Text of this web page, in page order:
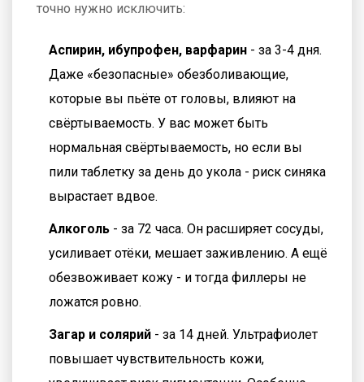
точно нужно исключить:
Аспирин, ибупрофен, варфарин - за 3-4 дня.
Даже «безопасные» обезболивающие,
которые вы пьёте от головы, влияют на
свёртываемость. У вас может быть
нормальная свёртываемость, но если вы
пили таблетку за день до укола - риск синяка
вырастает вдвое.
Алкоголь - за 72 часа. Он расширяет сосуды,
усиливает отёки, мешает заживлению. А ещё
обезвоживает кожу - и тогда филлеры не
ложатся ровно.
Загар и солярий - за 14 дней. Ультрафиолет
повышает чувствительность кожи,